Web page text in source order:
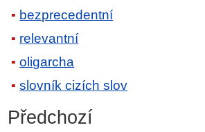
bezprecedentní
relevantní
oligarcha
slovník cizích slov
Předchozí